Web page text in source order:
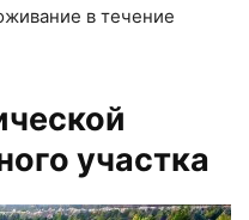
в течение
участка